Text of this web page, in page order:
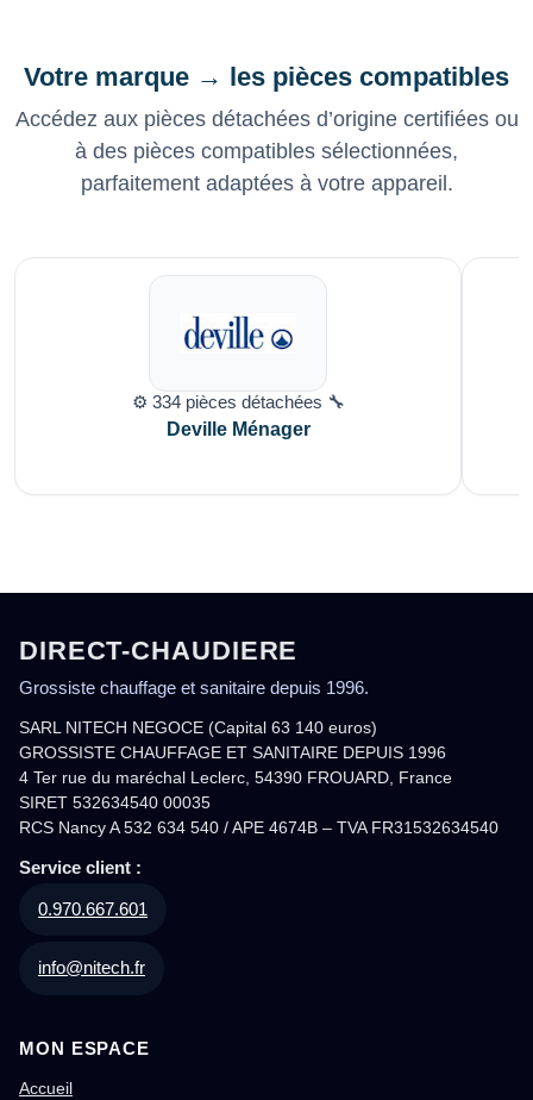
Votre marque → les pièces compatibles
Accédez aux pièces détachées d’origine certifiées ou
à des pièces compatibles sélectionnées,
parfaitement adaptées à votre appareil.
⚙️ 334 pièces détachées 🔧
Deville Ménager
DIRECT-CHAUDIERE
Grossiste chauffage et sanitaire depuis 1996.
SARL NITECH NEGOCE (Capital 63 140 euros)
GROSSISTE CHAUFFAGE ET SANITAIRE DEPUIS 1996
4 Ter rue du maréchal Leclerc, 54390 FROUARD, France
SIRET 532634540 00035
RCS Nancy A 532 634 540 / APE 4674B – TVA FR31532634540
Service client :
0.970.667.601
info@nitech.fr
MON ESPACE
Accueil